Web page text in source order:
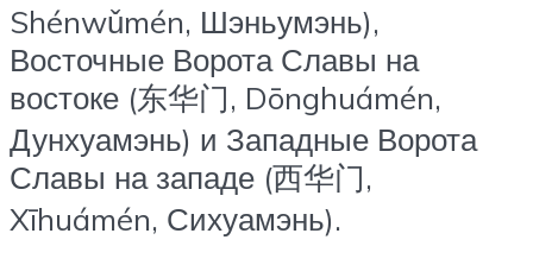
Shénwǔmén, Шэньумэнь),
Восточные Ворота Славы на
востоке (东华门, Dōnghuámén,
Дунхуамэнь) и Западные Ворота
Славы на западе (西华门,
Xīhuámén, Сихуамэнь).